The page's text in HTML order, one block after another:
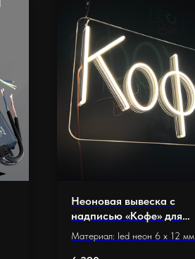
Неоновая вывеска с
надписью «Кофе» для
кофейни (38 х 24 см.)
Материал: led неон 6 x 12 мм.